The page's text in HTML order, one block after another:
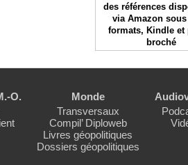
des références
via Amazon
formats, Kindle et
broché
O.
Monde
Transversaux
Compil’ Diploweb
Livres géopolitiques
Dossiers géopolitiques